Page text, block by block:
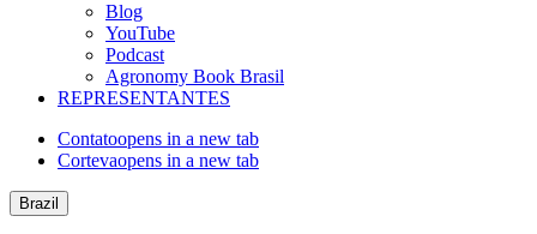
Blog
YouTube
Podcast
Agronomy Book Brasil
REPRESENTANTES
Contatoopens in a new tab
Cortevaopens in a new tab
Brazil